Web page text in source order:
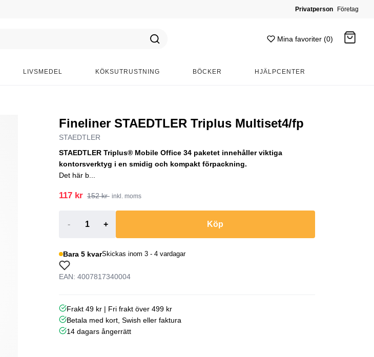
Privatperson Företag
Mina favoriter (0)
LIVSMEDEL KÖKSUTRUSTNING BÖCKER HJÄLPCENTER
Fineliner STAEDTLER Triplus Multiset4/fp
STAEDTLER
STAEDTLER Triplus® Mobile Office 34 paketet innehåller viktiga
kontorsverktyg i en smidig och kompakt förpackning.
Det här b...
117 kr 152 kr inkl. moms
- + Köp
Bara 5 kvarSkickas inom 3 - 4 vardagar
EAN: 4007817340004
Frakt 49 kr | Fri frakt över 499 kr
Betala med kort, Swish eller faktura
14 dagars ångerrätt